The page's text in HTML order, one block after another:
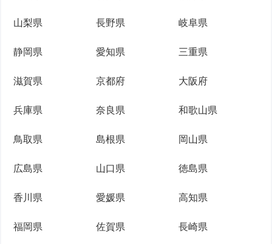
山梨県 長野県 岐阜県
静岡県 愛知県 三重県
滋賀県 京都府 大阪府
兵庫県 奈良県 和歌山県
鳥取県 島根県 岡山県
広島県 山口県 徳島県
香川県 愛媛県 高知県
福岡県 佐賀県 長崎県